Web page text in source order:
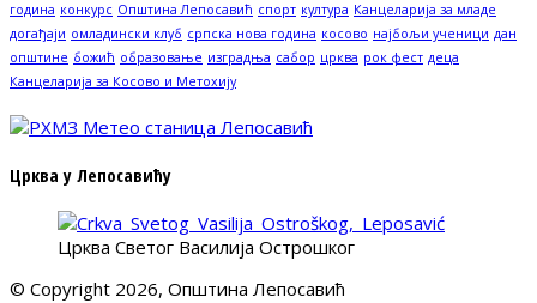
година конкурс Општина Лепосавић спорт култура Канцеларија за младе
догађаји омладински клуб српска нова година косово најбољи ученици дан
општине божић образовање изградња сабор црква рок фест деца
Канцеларија за Косово и Метохију
Црква у Лепосавићу
Црква Светог Василија Острошког
© Copyright 2026, Општина Лепосавић